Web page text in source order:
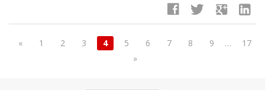
facebook twitter google linkedin
« 1 2 3 4 5 6 7 8 9 …
17
»